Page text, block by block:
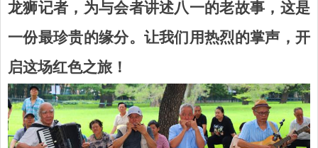
龙狮记者，为与会者讲述八一的老故事，这是
一份最珍贵的缘分。让我们用热烈的掌声，开
启这场红色之旅！